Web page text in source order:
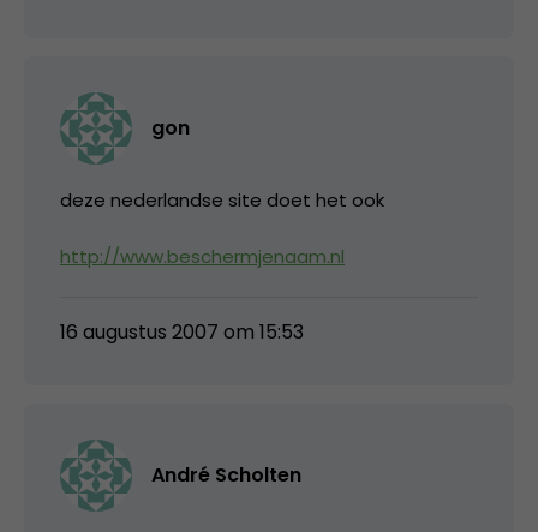
gon
deze nederlandse site doet het ook
http://www.beschermjenaam.nl
16 augustus 2007 om 15:53
André Scholten